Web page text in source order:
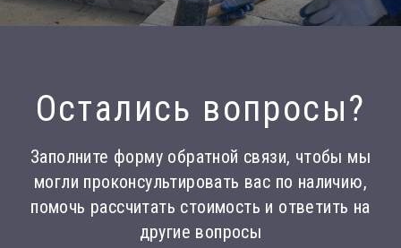
Остались вопросы?
Заполните форму обратной связи, чтобы мы
могли проконсультировать вас по наличию,
помочь рассчитать стоимость и ответить на
другие вопросы